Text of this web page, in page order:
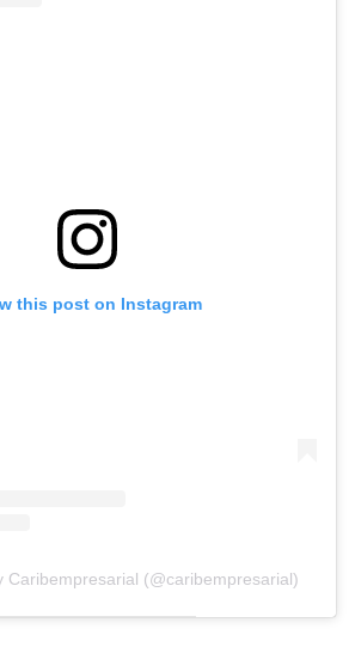
this post on Instagram
Caribempresarial (@caribempresarial)